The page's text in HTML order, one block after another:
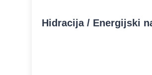
Hidracija / Energijski